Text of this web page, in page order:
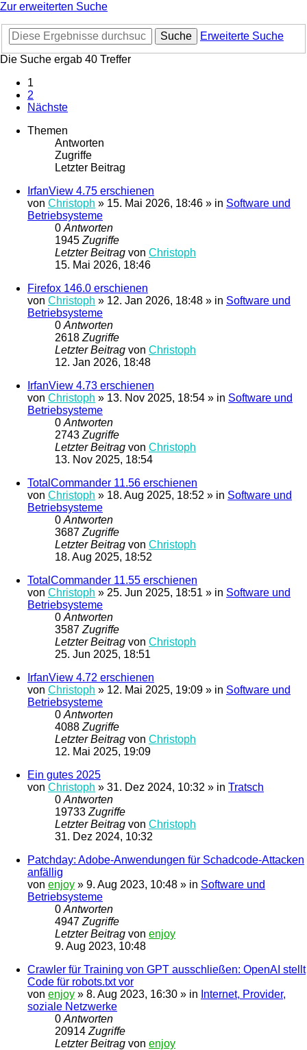
Zur erweiterten Suche
Suche
Erweiterte Suche
Die Suche ergab 40 Treffer
1
2
Nächste
Themen
Antworten
Zugriffe
Letzter Beitrag
IrfanView 4.75 erschienen
von Christoph » 15. Mai 2026, 18:46 » in Software und
Betriebsysteme
0Antworten
1945Zugriffe
Letzter Beitrag von Christoph
15. Mai 2026, 18:46
Firefox 146.0 erschienen
von Christoph » 12. Jan 2026, 18:48 » in Software und
Betriebsysteme
0Antworten
2618Zugriffe
Letzter Beitrag von Christoph
12. Jan 2026, 18:48
IrfanView 4.73 erschienen
von Christoph » 13. Nov 2025, 18:54 » in Software und
Betriebsysteme
0Antworten
2743Zugriffe
Letzter Beitrag von Christoph
13. Nov 2025, 18:54
TotalCommander 11.56 erschienen
von Christoph » 18. Aug 2025, 18:52 » in Software und
Betriebsysteme
0Antworten
3687Zugriffe
Letzter Beitrag von Christoph
18. Aug 2025, 18:52
TotalCommander 11.55 erschienen
von Christoph » 25. Jun 2025, 18:51 » in Software und
Betriebsysteme
0Antworten
3587Zugriffe
Letzter Beitrag von Christoph
25. Jun 2025, 18:51
IrfanView 4.72 erschienen
von Christoph » 12. Mai 2025, 19:09 » in Software und
Betriebsysteme
0Antworten
4088Zugriffe
Letzter Beitrag von Christoph
12. Mai 2025, 19:09
Ein gutes 2025
von Christoph » 31. Dez 2024, 10:32 » in Tratsch
0Antworten
19733Zugriffe
Letzter Beitrag von Christoph
31. Dez 2024, 10:32
Patchday: Adobe-Anwendungen für Schadcode-Attacken
anfällig
von enjoy » 9. Aug 2023, 10:48 » in Software und
Betriebsysteme
0Antworten
4947Zugriffe
Letzter Beitrag von enjoy
9. Aug 2023, 10:48
Crawler für Training von GPT ausschließen: OpenAI stellt
Code für robots.txt vor
von enjoy » 8. Aug 2023, 16:30 » in Internet, Provider,
soziale Netzwerke
0Antworten
20914Zugriffe
Letzter Beitrag von enjoy